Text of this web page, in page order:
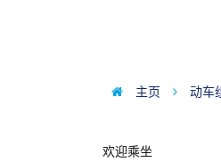
主页 动车
欢迎乘坐